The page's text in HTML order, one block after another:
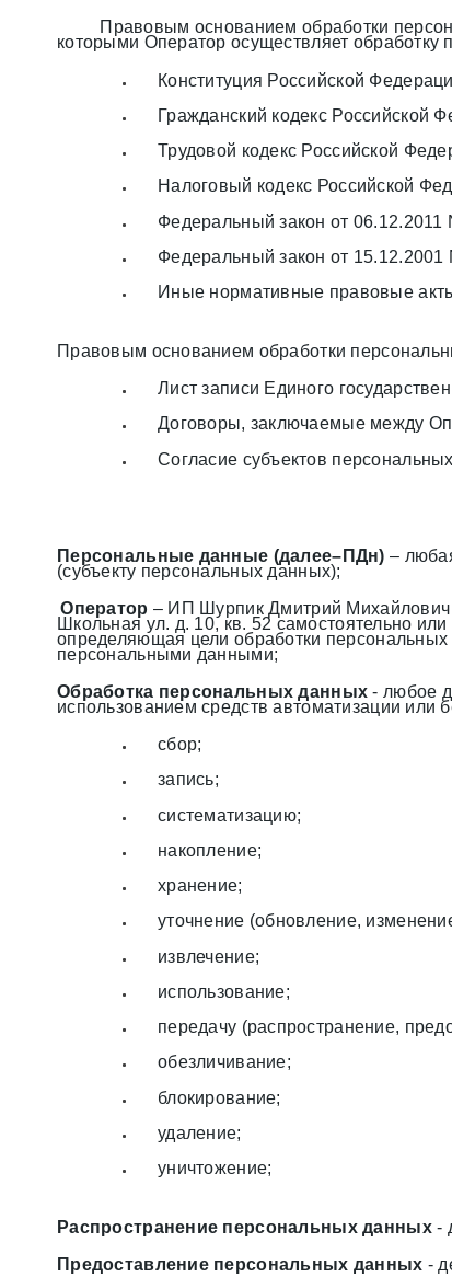
Правовым основанием обработки
которыми Оператор осуществляет обработку
Конституция Российской
Гражданский кодекс Российской
Трудовой кодекс Российской
Налоговый кодекс Российской
Федеральный закон от 06.12.2011
Федеральный закон от
Иные нормативные правовые
Правовым основанием обработки
Лист записи Единого
Договоры, заключаемые между
Согласие субъектов
Персональные данные (далее–ПДн) –
(субъекту персональных данных);
Оператор – ИП Шурпик Дмитрий Михайлович
Школьная ул. д. 10, кв. 52 самостоятельно
определяющая цели обработки
персональными данными;
Обработка персональных данных - любое
использованием средств автоматизации или
сбор;
запись;
систематизацию;
накопление;
хранение;
уточнение (обновление,
извлечение;
использование;
передачу (распространение,
обезличивание;
блокирование;
удаление;
уничтожение;
Распространение персональных данных-
Предоставление персональных данных -